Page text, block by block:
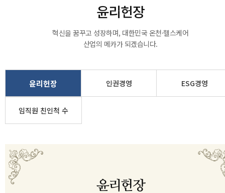
윤리헌장
혁신을 꿈꾸고 성장하며, 대한민국 온천·헬스케어
산업의 메카가 되겠습니다.
윤리헌장 인권경영 ESG경영
임직원 친인척 수
윤리헌장